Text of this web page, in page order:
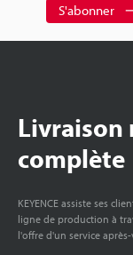
S'abonner
Livraison
complète
KEYENCE assiste ses
ligne de production à
l'offre d'un service